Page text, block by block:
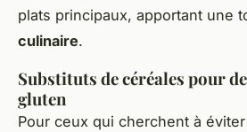
plats principaux, apportant une
culinaire.
Substituts de céréales pour
gluten
Pour ceux qui cherchent à